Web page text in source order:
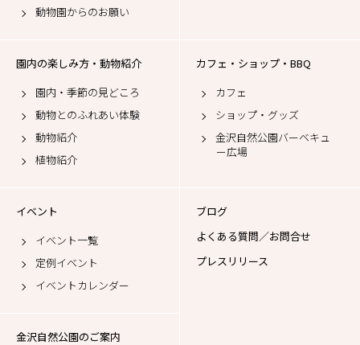
動物園からのお願い
園内の楽しみ方・動物紹介
園内・季節の見どころ
動物とのふれあい体験
動物紹介
植物紹介
カフェ・ショップ・BBQ
カフェ
ショップ・グッズ
金沢自然公園バーベキュ
ー広場
イベント
イベント一覧
定例イベント
イベントカレンダー
ブログ
よくある質問／お問合せ
プレスリリース
金沢自然公園のご案内